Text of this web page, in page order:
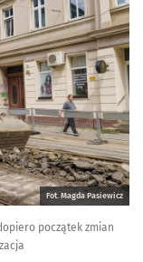
Fot. Magda Pasiewicz
początek zmian